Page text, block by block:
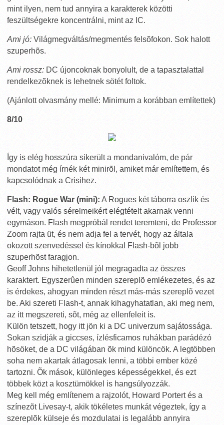
mint ilyen, nem tud annyira a karakterek közötti
feszültségekre koncentrálni, mint az IC.
Ami jó: Világmegváltás/megmentés felsõfokon. Sok halott
szuperhõs.
Ami rossz: DC újoncoknak bonyolult, de a tapasztalattal
rendelkezõknek is lehetnek sötét foltok.
(Ajánlott olvasmány mellé: Minimum a korábban említettek)
8/10
Így is elég hosszúra sikerült a mondanivalóm, de pár
mondatot még írnék két minirõl, amiket már említettem, és
kapcsolódnak a Crisihez.
Flash: Rogue War (mini): A Rogues két táborra oszlik és
vélt, vagy valós sérelmeikért elégtételt akarnak venni
egymáson. Flash megpróbál rendet teremteni, de Professor
Zoom rajta üt, és nem adja fel a tervét, hogy az általa
okozott szenvedéssel és kínokkal Flash-bõl jobb
szuperhõst faragjon.
Geoff Johns hihetetlenül jól megragadta az összes
karaktert. Egyszerûen minden szereplõ emlékezetes, és az
is érdekes, ahogyan minden részt más-más szereplõ vezet
be. Aki szereti Flash-t, annak kihagyhatatlan, aki meg nem,
az itt megszereti, sõt, még az ellenfeleit is.
Külön tetszett, hogy itt jön ki a DC univerzum sajátossága.
Sokan szidják a giccses, ízlésficamos ruhákban parádézó
hõsöket, de a DC világában õk mind különcök. A legtöbben
soha nem akartak átlagosak lenni, a többi ember közé
tartozni. Õk mások, különleges képességekkel, és ezt
többek közt a kosztümökkel is hangsúlyozzák.
Meg kell még említenem a rajzolót, Howard Portert és a
színezõt Livesay-t, akik tökéletes munkát végeztek, így a
szereplõk külseje és mozdulatai is legalább annyira